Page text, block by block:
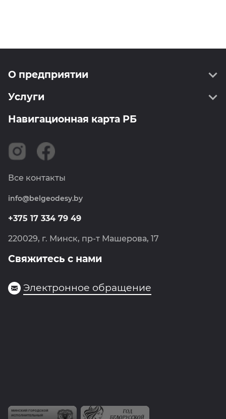
О предприятии
О нас
Сертификаты
Вакансии
Новости
Политика обработки персональных данных
Услуги
Геодезия
ССТП РБ
Метрология
Навигация
Фотограмметрия
Навигационная карта РБ
Свяжитесь с нами
220029, г. Минск, пр-т Машерова, 17
+375 17 334 79 49
info@belgeodesy.by
Все контакты
Электронное обращение